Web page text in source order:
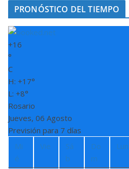
PRONÓSTICO DEL TIEMPO
+16
°
C
H: +17°
L: +8°
Rosario
Jueves, 06 Agosto
Previsión para 7 días
Mi
é
Vie
Sá
b
Do
m
Lun